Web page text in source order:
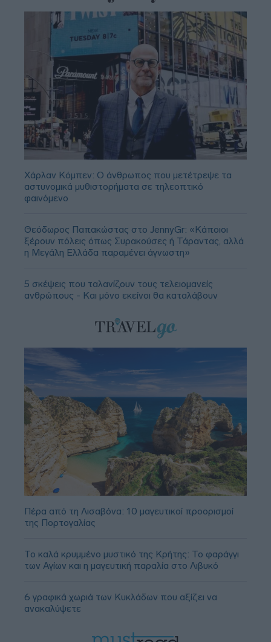
Χάρλαν Κόμπεν: Ο άνθρωπος που μετέτρεψε τα
αστυνομικά μυθιστορήματα σε τηλεοπτικό
φαινόμενο
Θεόδωρος Παπακώστας στο JennyGr: «Κάποιοι
ξέρουν πόλεις όπως Συρακούσες ή Τάραντας, αλλά
η Μεγάλη Ελλάδα παραμένει άγνωστη»
5 σκέψεις που ταλανίζουν τους τελειομανείς
ανθρώπους - Και μόνο εκείνοι θα καταλάβουν
Πέρα από τη Λισαβόνα: 10 μαγευτικοί προορισμοί
της Πορτογαλίας
Το καλά κρυμμένο μυστικό της Κρήτης: Το φαράγγι
των Αγίων και η μαγευτική παραλία στο Λιβυκό
6 γραφικά χωριά των Κυκλάδων που αξίζει να
ανακαλύψετε